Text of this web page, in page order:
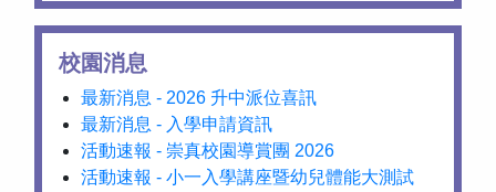
校園消息
最新消息 - 2026 升中派位喜訊
最新消息 - 入學申請資訊
活動速報 - 崇真校園導賞團 2026
活動速報 - 小一入學講座暨幼兒體能大測試